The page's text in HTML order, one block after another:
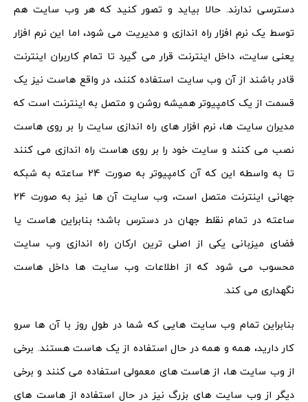
دسترسی ندارند. حالا بیاید و تصور کنید که هر وب سایت هم
توسط یک نرم افزار راه اندازی و مدیریت می شود، اما این نرم افزار
یعنی سایت، داخل اینترنت قرار می گیرد تا تمام کاربران اینترنت
قادر باشند از آن وب سایت استفاده کنند، در واقع هاست نیز یک
قسمت از یک کامپیوتر همیشه روشن و متصل به اینترنت است که
مدیران سایت ها، نرم افزار های راه اندازی سایت را بر روی هاست
نصب می کنند و سایت خود را بر روی هاست راه اندازی می کنند
تا به واسطه این که آن کامپیوتر به صورت 24 ساعته به شبکه
جهانی اینترنت متصل است، وب سایت آن ها نیز به صورت 24
ساعته در تمام نقلط جهان در دسترس باشد؛ بنابراین هاست یا
فضای میزبانی یکی از اصلی ترین ارکان راه اندازی وب سایت
محسوب می شود که از اطلاعات وب سایت ها داخل هاست
نگهداری می کند.
بنابراین تمام وب سایت هایی که شما در طول روز با آن ها سرو
کار دارید، همه و همه در حال استفاده از یک هاست هستند. برخی
از وب سایت ها، از هاست های معمولی استفاده می کنند و برخی
دیگر از وب سایت های بزرگ نیز در حال استفاده از هاست های